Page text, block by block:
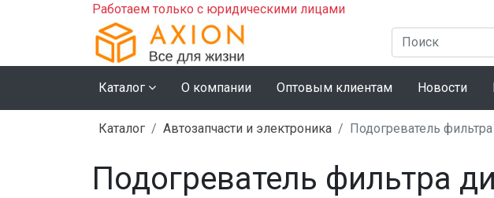
Работаем только с юридическими лицами
Каталог О компании Оптовым клиентам Новости
Каталог Автозапчасти и электроника Подогреватель
Подогреватель фильтра